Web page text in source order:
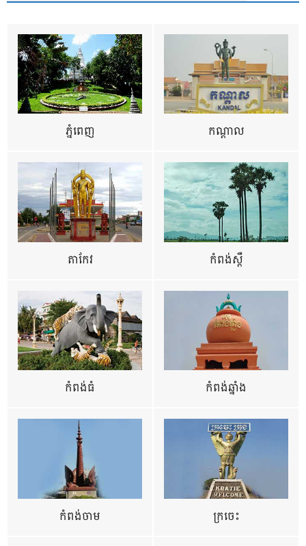
ភ្នំពេញ កណ្តាល
តាកែវ កំពង់ស្ពឺ
កំពង់ធំ កំពង់ឆ្នាំង
កំពង់ចាម ក្រចេះ